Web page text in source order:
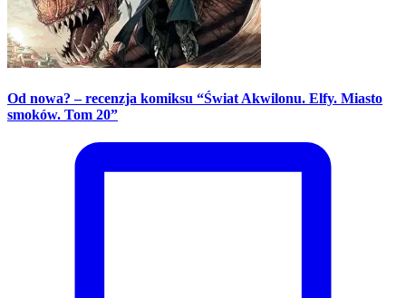
Od nowa? – recenzja komiksu “Świat Akwilonu. Elfy. Miasto
smoków. Tom 20”